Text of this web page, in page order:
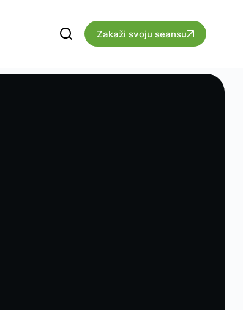
Zakaži svoju seansu